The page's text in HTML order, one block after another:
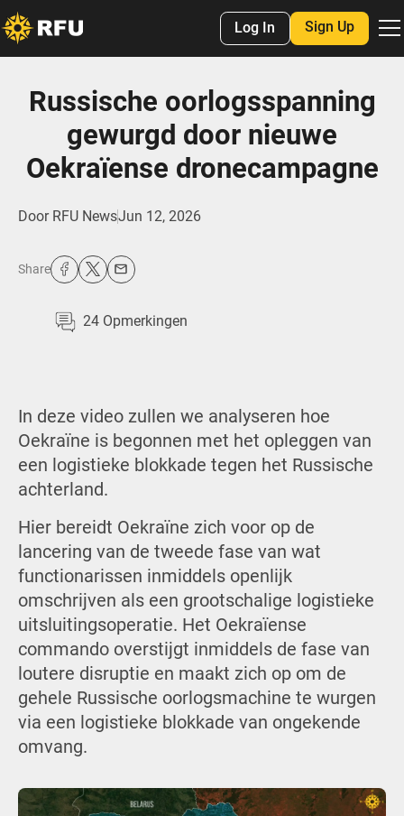
Log In Sign Up
Russische oorlogsspanning
gewurgd door nieuwe
Oekraïense dronecampagne
Door RFU NewsJun 12, 2026
Share
24 Opmerkingen
In deze video zullen we analyseren hoe
Oekraïne is begonnen met het opleggen van
een logistieke blokkade tegen het Russische
achterland.
Hier bereidt Oekraïne zich voor op de
lancering van de tweede fase van wat
functionarissen inmiddels openlijk
omschrijven als een grootschalige logistieke
uitsluitingsoperatie. Het Oekraïense
commando overstijgt inmiddels de fase van
loutere disruptie en maakt zich op om de
gehele Russische oorlogsmachine te wurgen
via een logistieke blokkade van ongekende
omvang.